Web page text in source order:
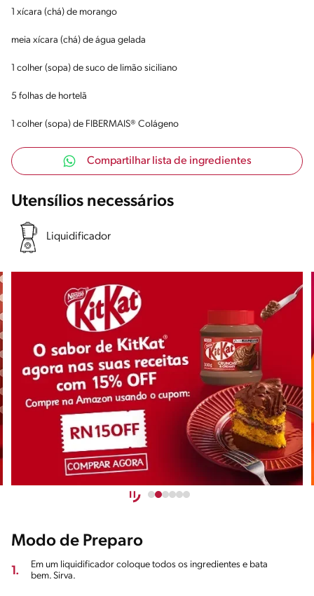
1 xícara (chá) de morango
meia xícara (chá) de água gelada
1 colher (sopa) de suco de limão siciliano
5 folhas de hortelã
1 colher (sopa) de FIBERMAIS® Colágeno
Compartilhar lista de ingredientes
Utensílios necessários
Liquidificador
Modo de Preparo
1.
Em um liquidificador coloque todos os ingredientes e bata
bem. Sirva.